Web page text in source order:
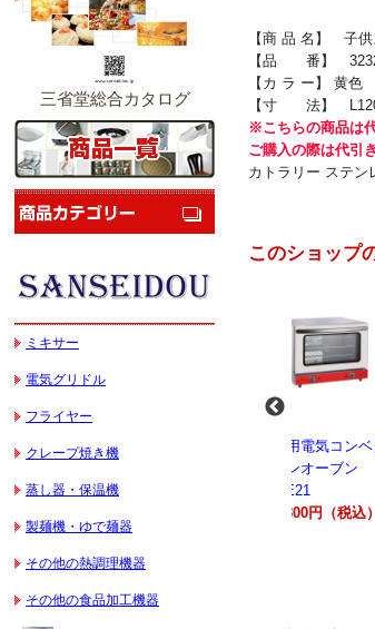
【商 品 名】 子
【品 番】
【カ ラ ー】 黄色
【寸 法】
※こちらの商品は
ご購入の際は代引
カトラリー ステン
このショップ
業務用スパイラルミ
HTHS30IN
業務用電
ションオー
STTE66F
242,000円
三省堂総合カタログ
ミキサー
電気グリドル
フライヤー
クレープ焼き機
蒸し器・保温機
製麺機・ゆで麺器
その他の熱調理機器
その他の食品加工機器